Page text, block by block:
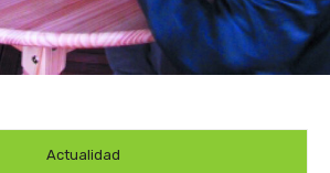
Actualidad